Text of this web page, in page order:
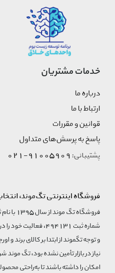
خدمات مشتریان
درباره ما
ارتباط با ما
قوانین و مقررات
پاسخ به پرسش‌های متداول
پشتیبانی: 91005909-021
فروشگاه اینترنتی تگ‌موند،
فروشگاه
شماره ثبت 494131،
و توجه تگموند از ابتدا بر کالای برند و
نیاز در بازار تأمین نشده بود، تگ موند
امکان را داشته باشند تا به‌راحتی